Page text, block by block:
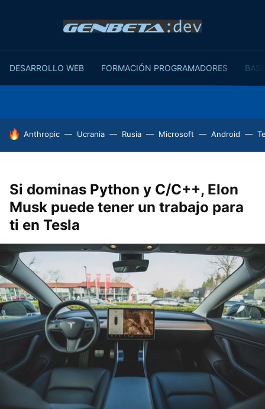
DESARROLLO WEB FORMACIÓN PROGRAMADORES
HOY SE HABLA DE
Anthropic Ucrania Rusia Microsoft Android
Si dominas Python y C/C++, Elon
Musk puede tener un trabajo para
ti en Tesla